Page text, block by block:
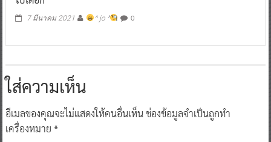
7 มีนาคม 2021 ^ jo ^ 0
ใส่ความเห็น
อีเมลของคุณจะไม่แสดงให้คนอื่นเห็นช่องข้อมูลจำเป็นถูกทำ
เครื่องหมาย *